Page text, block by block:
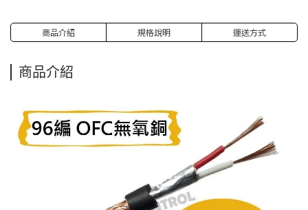
商品介紹 規格說明 運送方式
商品介紹